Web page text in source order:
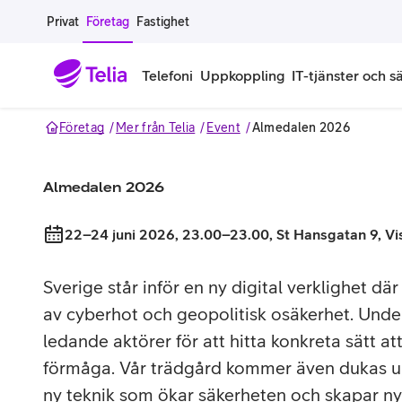
Gå till sidans innehåll
Privat Företag Fastighet
Telefoni
Företagsabonnemang
Mobilt ramavtal
Extra simkort
Täckningskarta
iPhone för
Mobilskal
Surfplattor
Uppkoppling
Bredband för företag
Bredband fiber
Mobilt bredband
Modem och routrar
IT-tjänster och
Alla IT-tjänster
IT-support på prenumeration
Datorer
Skärmar och tillbehör
Smart
Smart
Alla erbjudanden
Hackad säkerhetskampanj
Företag Mer från Telia Event Almedalen 2026
Almedalen 2026
22–24 juni 2026, 23.00–23.00, St Hansgatan 9,
Sverige står inför en ny digital verklighet
av cyberhot och geopolitisk osäkerhet.
ledande aktörer för att hitta konkreta sätt
förmåga. Vår trädgård kommer även dukas
ny teknik som ökar säkerheten och skapar